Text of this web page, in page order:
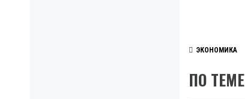
ЭКОНОМИКА
ПО ТЕМЕ